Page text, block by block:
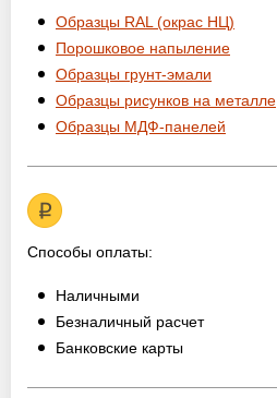
Образцы RAL (окрас НЦ)
Порошковое напыление
Образцы грунт-эмали
Образцы рисунков на металле
Образцы МДФ-панелей
Способы оплаты:
Наличными
Безналичный расчет
Банковские карты